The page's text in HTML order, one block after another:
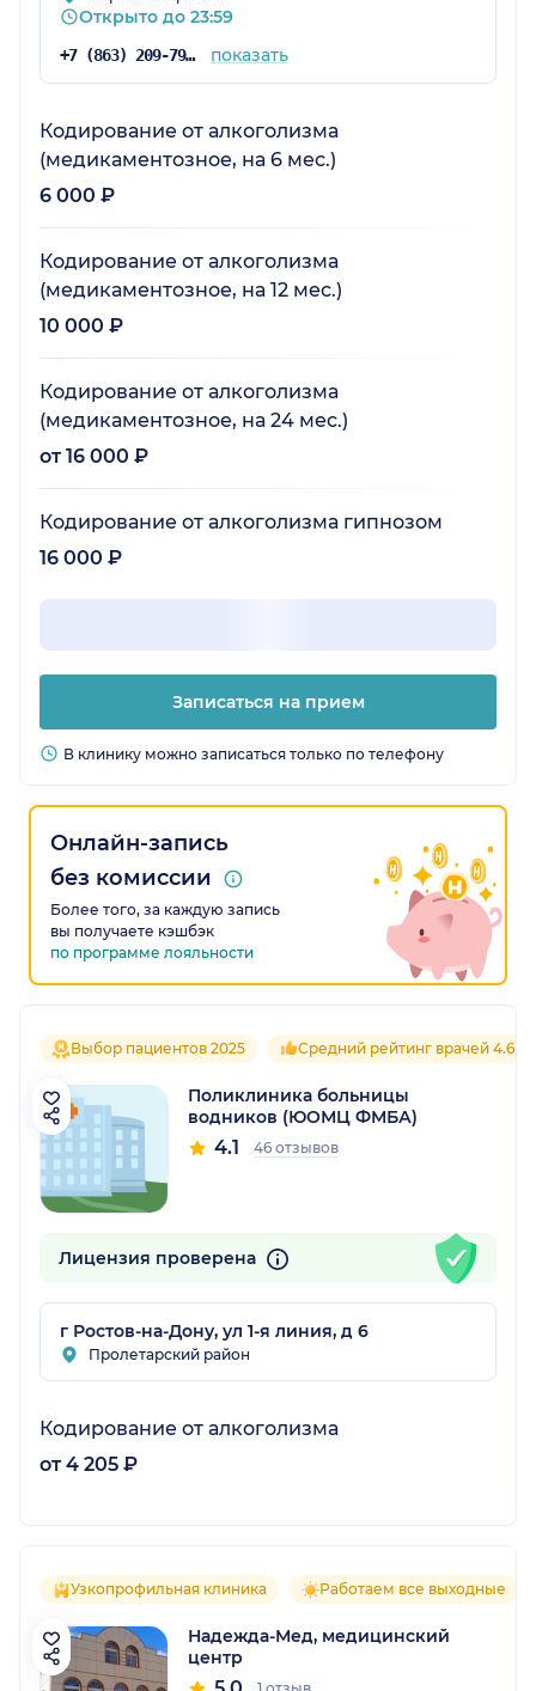
будто снова начала дышать полной грудью.
Огромное спасибо за то, что вернули мне
Открыто до 23:59
+7 (863) 209-79-07 показать
Кодирование от алкоголизма
(медикаментозное, на 6 мес.)
6 000 ₽
Кодирование от алкоголизма
(медикаментозное, на 12 мес.)
10 000 ₽
Кодирование от алкоголизма
(медикаментозное, на 24 мес.)
от 16 000 ₽
Кодирование от алкоголизма гипнозом
16 000 ₽
Записаться на прием
В клинику можно записаться только по телефону
Онлайн-запись
без комиссии
Более того, за каждую запись
вы получаете кэшбэк
по программе лояльности
Выбор пациентов 2025 Средний рейтинг врачей 4.6
Поликлиника больницы
водников (ЮОМЦ ФМБА)
4.1 46 отзывов
Лицензия проверена
г Ростов-на-Дону, ул 1-я линия, д 6
Пролетарский район
Кодирование от алкоголизма
от 4 205 ₽
Узкопрофильная клиника Работаем все выходные
Надежда-Мед, медицинский
центр